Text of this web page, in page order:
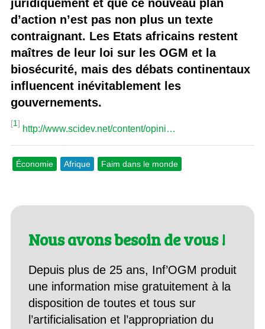
juridiquement et que ce nouveau plan
d’action n’est pas non plus un texte
contraignant. Les Etats africains restent
maîtres de leur loi sur les OGM et la
biosécurité, mais des débats continentaux
influencent inévitablement les
gouvernements.
[1]
http://www.scidev.net/content/opini…
Économie Afrique Faim dans le monde
Nous avons besoin de vous !
Depuis plus de 25 ans, Inf’OGM produit
une information mise gratuitement à la
disposition de toutes et tous sur
l’artificialisation et l’appropriation du